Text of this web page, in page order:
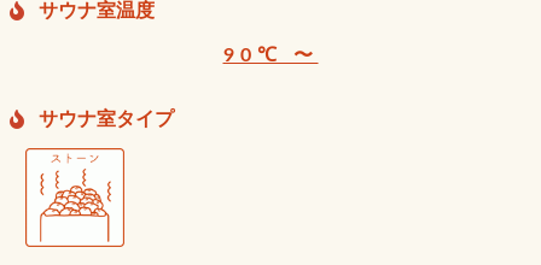
サウナ室温度
90℃ 〜
サウナ室タイプ